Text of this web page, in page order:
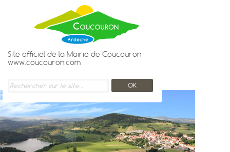
Site officiel de la Mairie de Coucouron
www.coucouron.com